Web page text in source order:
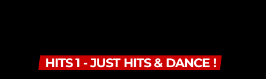
HITS 1 - JUST HITS & DANCE !